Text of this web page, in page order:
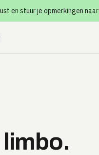
en stuur je opmerkingen naar